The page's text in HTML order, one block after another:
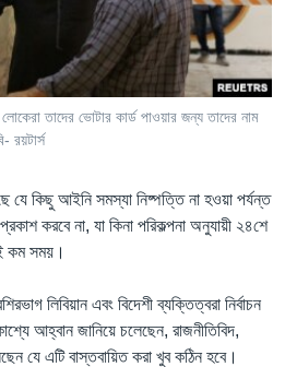
তাদের ভোটার কার্ড পাওয়ার জন্য তাদের নাম
রয়টার্স
যে কিছু আইনি সমস্যা নিষ্পত্তি না হওয়া পর্যন্ত
প্রকাশ করবে না, যা কিনা পরিকল্পনা অনুযায়ী ২৪শে
কম সময়।
লিবিয়ান এবং বিদেশী ব্যক্তিত্বরা নির্বাচন
আহ্বান জানিয়ে চলেছেন, রাজনীতিবিদ,
যে এটি বাস্তবায়িত করা খুব কঠিন হবে।